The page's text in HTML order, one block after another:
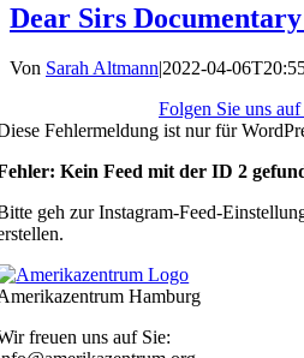
Dear Sirs
Von Sarah Altmann|2022-04-
Folgen Sie uns
Fehlermeldung ist nur für
Kein Feed mit der ID 2
geh zur Instagram-Feed-
Hamburg
freuen uns auf Sie: